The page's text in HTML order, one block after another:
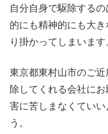
自分自身で駆除する
的にも精神的にも大
り掛かってしまいます
東京都東村山市のご
除してくれる会社に
害に苦しまなくてい
う。